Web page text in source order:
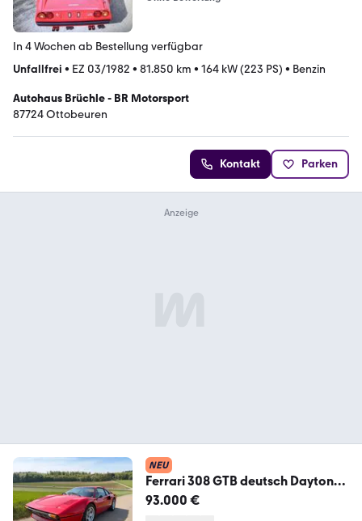
In 4 Wochen ab Bestellung verfügbar
Unfallfrei • EZ 03/1982 • 81.850 km • 164 kW (223 PS) • Benzin
Autohaus Brüchle - BR Motorsport
87724 Ottobeuren
Kontakt Parken
NEU
Ferrari 308 GTB deutsch Daytona
Vergaser Motor Revision
93.000 €